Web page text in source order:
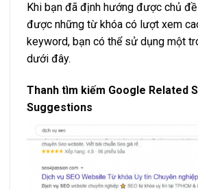
Khi bạn đã định hướng được chủ
được những từ khóa có lượt xem
keyword, bạn có thể sử dụng một
dưới đây.
Thanh tìm kiếm Google Related
Suggestions